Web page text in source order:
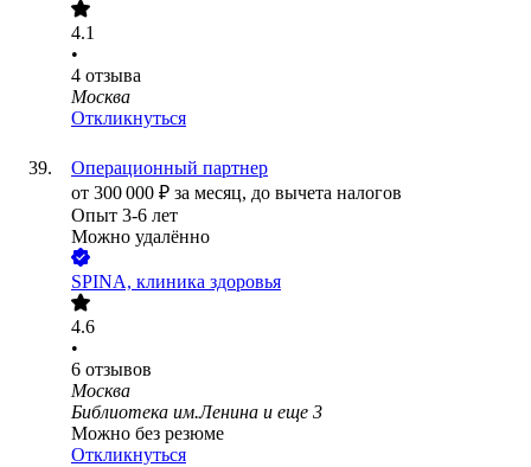
4.1
•
4 отзыва
Москва
Откликнуться
Операционный партнер
от 300 000 ₽ за месяц, до вычета налогов
Опыт 3-6 лет
Можно удалённо
SPINA, клиника здоровья
4.6
•
6 отзывов
Москва
Библиотека им.Ленина и еще 3
Можно без резюме
Откликнуться